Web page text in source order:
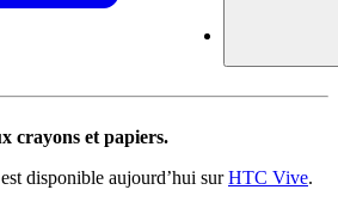
crayons et papiers.
disponible aujourd’hui surHTC Vive.